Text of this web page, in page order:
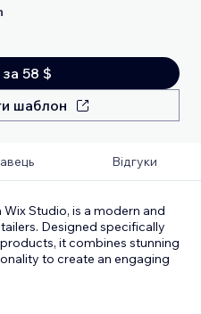
58 $
шаблон
Відгуки
Studio, is a modern and
Designed specifically
it combines stunning
to create an engaging